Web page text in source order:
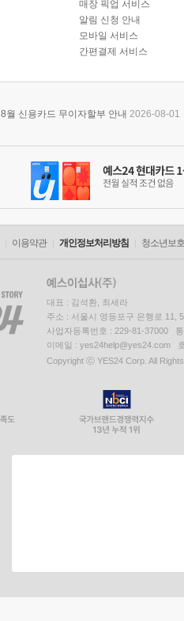
매장 픽업 서비스
알림 신청 안내
모바일 서비스
간편결제 서비스
8월 신용카드 무이자할부 안내 2026-08-01
이용약관 개인정보처리방침 청소년보
대표 : 김석환, 최세라
주소 : 서울시 영등포구 은행로 11,
사업자등록번호 : 229-81-37000
이메일 : yes24help@yes24.com
Copyright ⓒ YES24 Corp. All